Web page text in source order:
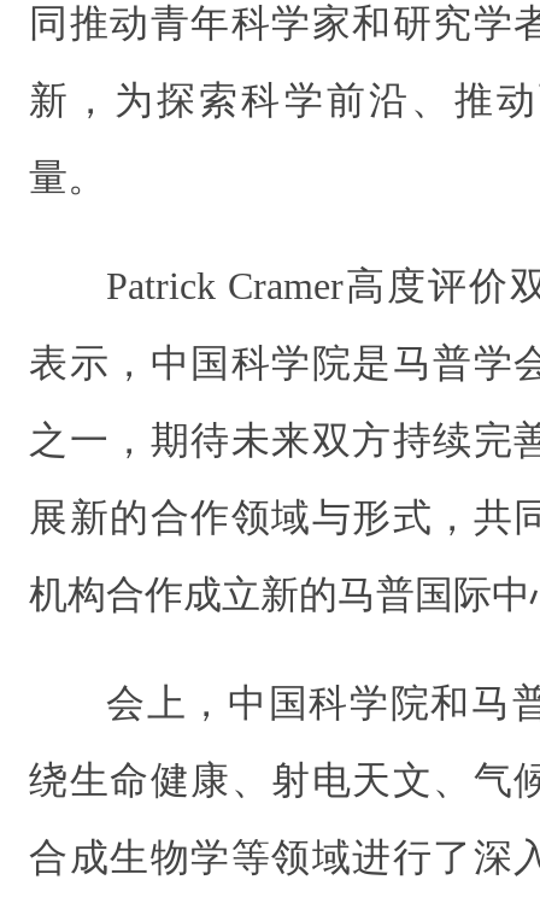
同推动青年科学家和研究学
新，为探索科学前沿、推
量。
Patrick Cramer高度评价
表示，中国科学院是马普学
之一，期待未来双方持续完
展新的合作领域与形式，共
机构合作成立新的马普国际中
会上，中国科学院和马
绕生命健康、射电天文、气
合成生物学等领域进行了深